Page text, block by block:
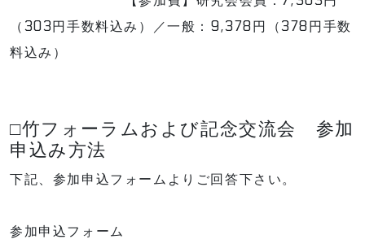
（303円手数料込み）／一般：9,378円（378円手数
料込み）
□竹フォーラムおよび記念交流会 参加
申込み方法
下記、参加申込フォームよりご回答下さい。
参加申込フォーム